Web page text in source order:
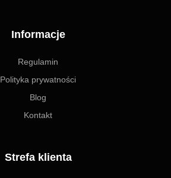
Informacje
Regulamin
Polityka prywatności
Blog
Kontakt
Strefa klienta